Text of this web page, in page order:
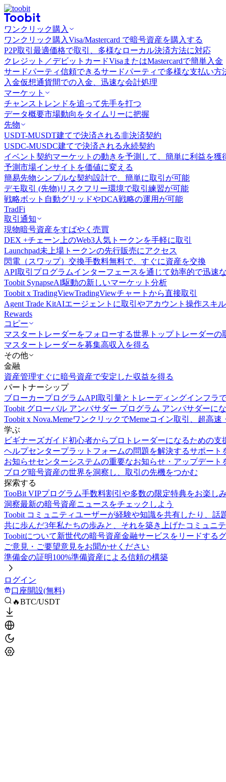
ワンクリック購入
ワンクリック購入Visa/Mastercard で暗号資産を購入する
P2P取引 最適価格で取引、多様なローカル決済方法に対応
クレジット／デビットカードVisaまたはMastercardで簡単入金
サードパーティ信頼できるサードパーティで多様な支払い方
入金仮想通貨間での入金、迅速な会計処理
マーケット
チャンス トレンドを追って先手を打つ
データ概要市場動向をタイムリーに把握
先物
USDT-MUSDT建てで決済される非決済契約
USDC-MUSDC建てで決済される永続契約
イベント契約マーケットの動きを予測して、簡単に利益を獲
予測市場インサイトを価値に変える
簡易先物シンプルな契約設計で、簡単に取引が可能
デモ取引 (先物)リスクフリー環境で取引練習が可能
戦略ボット 自動グリッドやDCA戦略の運用が可能
TradFi
取引通知
現物暗号資産をすばやく売買
DEX +チェーン上のWeb3人気トークンを手軽に取引
Launchpad未上場トークンの先行販売にアクセス
閃電（スワップ）交換手数料無料で、すぐに資産を交換
API取引 プログラムインターフェースを通じて効率的で迅速
Toobit SynapseAI駆動の新しいマーケット分析
Toobit x TradingViewTradingViewチャートから直接取引
Agent Trade KitAIエージェントに取引やアカウント操作スキ
Rewards
コピー
マスタートレーダーをフォローする世界トップトレーダーの
マスタートレーダーを募集高収入を得る
その他
金融
資産管理すぐに暗号資産で安定した収益を得る
パートナーシップ
ブローカープログラムAPI取引量とトレーディングインフラ
Toobit グローバル アンバサダー プログラム アンバサダーに
Toobit x Nova.MemeワンクリックでMemeコイン取引、超高
学ぶ
ビギナーズガイド初心者からプロトレーダーになるための支
ヘルプセンタープラットフォームの問題を解決するサポート
お知らせセンターシステムの重要なお知らせ・アップデート
ブログ暗号資産の世界を洞察し、取引の先機をつかむ
探索する
TooBit VIPプログラム手数料割引や多数の限定特典をお楽し
洞察最新の暗号資産ニュースをチェックしよう
Toobit コミュニティユーザーが経験や知識を共有したり、話
共に歩んだ3年私たちの歩みと、それを築き上げたコミュニ
Toobitについて新世代の暗号資産金融サービスをリードする
ご意見・ご要望意見をお聞かせください
準備金の証明100%準備資産による信頼の構築
ログイン
口座開設(無料)
🔥BTC/USDT